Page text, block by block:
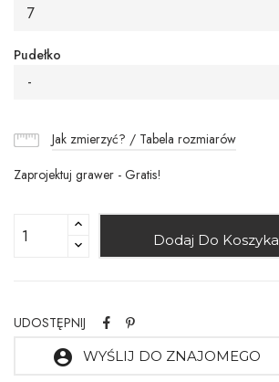
7
Pudełko
-
Jak zmierzyć? / Tabela rozmiarów
Zaprojektuj grawer - Gratis!
Dodaj Do Koszyka
UDOSTĘPNIJ
account_circle WYŚLIJ DO ZNAJOMEGO